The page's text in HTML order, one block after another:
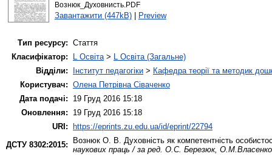
Вознюк_Духовнисть.PDF
Завантажити (447kB)| Preview
Тип ресурсу: Стаття
Класифікатор:
L Освіта> L Освіта (Загальне)
Відділи:
Інститут педагогіки > Кафедра теорії та методик
Користувач: Олена Петрівна Сіваченко
Дата подачі:
19 Груд 2016 15:18
Оновлення:
19 Груд 2016 15:18
URI:
https://eprints.zu.edu.ua/id/eprint/22794
ДСТУ 8302:2015:
Вознюк О. В. Духовність як компетентність
наукових праць / за ред. О.С. Березюк,